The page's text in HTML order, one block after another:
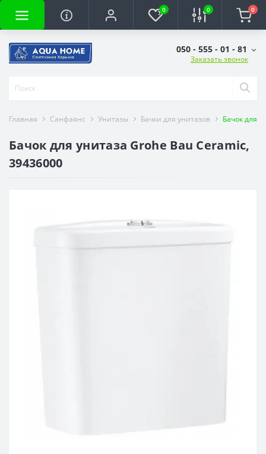
0 0 0
050 - 555 - 01 - 81
Заказать звонок
Главная Санфаянс Унитазы Бачки для унитазов Бачок для
Бачок для унитаза Grohe Bau Ceramic,
39436000